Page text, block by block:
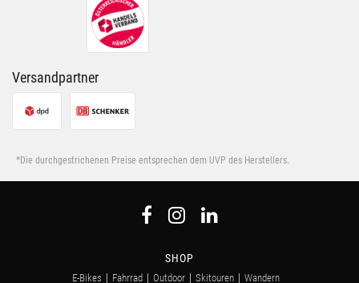
Versandpartner
*Die durchgestrichenen Preise entsprechen dem UVP des Herstellers.
SHOP
E-Bikes Fahrrad Outdoor Skitouren Wandern